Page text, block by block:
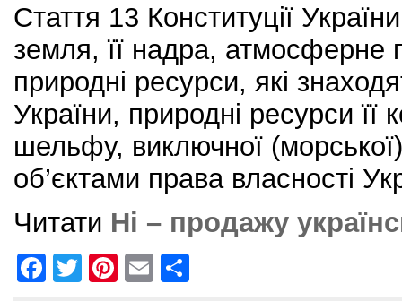
Стаття 13 Конституції
земля, її надра, атмосферне
природні ресурси, які
України, природні ресурси її
шельфу, виключної
об’єктами права власності
Читати Ні – продажу
F
T
Pi
E